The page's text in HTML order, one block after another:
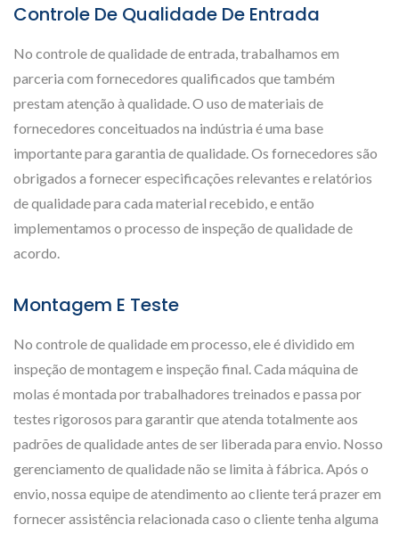
Controle De Qualidade De Entrada
No controle de qualidade de entrada, trabalhamos em
parceria com fornecedores qualificados que também
prestam atenção à qualidade. O uso de materiais de
fornecedores conceituados na indústria é uma base
importante para garantia de qualidade. Os fornecedores são
obrigados a fornecer especificações relevantes e relatórios
de qualidade para cada material recebido, e então
implementamos o processo de inspeção de qualidade de
acordo.
Montagem E Teste
No controle de qualidade em processo, ele é dividido em
inspeção de montagem e inspeção final. Cada máquina de
molas é montada por trabalhadores treinados e passa por
testes rigorosos para garantir que atenda totalmente aos
padrões de qualidade antes de ser liberada para envio. Nosso
gerenciamento de qualidade não se limita à fábrica. Após o
envio, nossa equipe de atendimento ao cliente terá prazer em
fornecer assistência relacionada caso o cliente tenha alguma